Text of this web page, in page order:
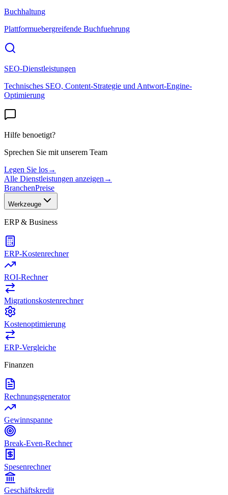
Buchhaltung
Plattformuebergreifende Buchfuehrung
SEO-Dienstleistungen
Technisches SEO, Content-Strategie und Antwort-Engine-
Optimierung
Hilfe benoetigt?
Sprechen Sie mit unserem Team
Legen Sie los→
Alle Dienstleistungen anzeigen →
BranchenPreise
Werkzeuge
ERP & Business
ERP-Kostenrechner
ROI-Rechner
Migrationskostenrechner
Kostenoptimierung
ERP-Vergleiche
Finanzen
Rechnungsgenerator
Gewinnspanne
Break-Even-Rechner
Spesenrechner
Geschäftskredit